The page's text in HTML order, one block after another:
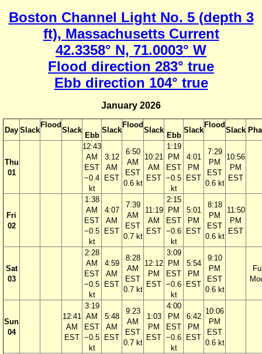
Boston Channel Light No. 5 (depth 3
ft), Massachusetts Current
42.3358° N, 71.0003° W
Flood direction 283° true
Ebb direction 104° true
January 2026
Day Slack
Flood
Slack
Ebb
Slack
Flood
Slack
Ebb
Slack
Flood
Slack
Thu
01
12:43
AM
EST
−0.4
kt
3:12
AM
EST
6:50
AM
EST
0.6 kt
10:21
AM
EST
1:19
PM
EST
−0.5
kt
4:01
PM
EST
7:29
PM
EST
0.6 kt
10:56
PM
EST
Fri
02
1:38
AM
EST
−0.5
kt
4:07
AM
EST
7:39
AM
EST
0.7 kt
11:19
AM
EST
2:15
PM
EST
−0.6
kt
5:01
PM
EST
8:18
PM
EST
0.6 kt
11:50
PM
EST
Sat
03
2:28
AM
EST
−0.5
kt
4:59
AM
EST
8:28
AM
EST
0.7 kt
12:12
PM
EST
3:09
PM
EST
−0.6
kt
5:54
PM
EST
9:10
PM
EST
0.6 kt
Sun
04
12:41
AM
EST
3:19
AM
EST
−0.5
kt
5:48
AM
EST
9:23
AM
EST
0.7 kt
1:03
PM
EST
4:00
PM
EST
−0.6
kt
6:42
PM
EST
10:06
PM
EST
0.6 kt